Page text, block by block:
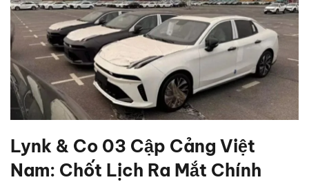
Lynk & Co 03 Cập Cảng Việt
Nam: Chốt Lịch Ra Mắt Chính